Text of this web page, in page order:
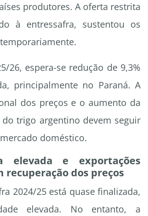
produtores. A oferta restrita
à entressafra, sustentou os
26, espera-se redução de 9,3%
principalmente no Paraná. A
dos preços e o aumento da
trigo argentino devem seguir
doméstico.
elevada e exportações
dos preços
2024/25 está quase finalizada,
elevada. No entanto, a